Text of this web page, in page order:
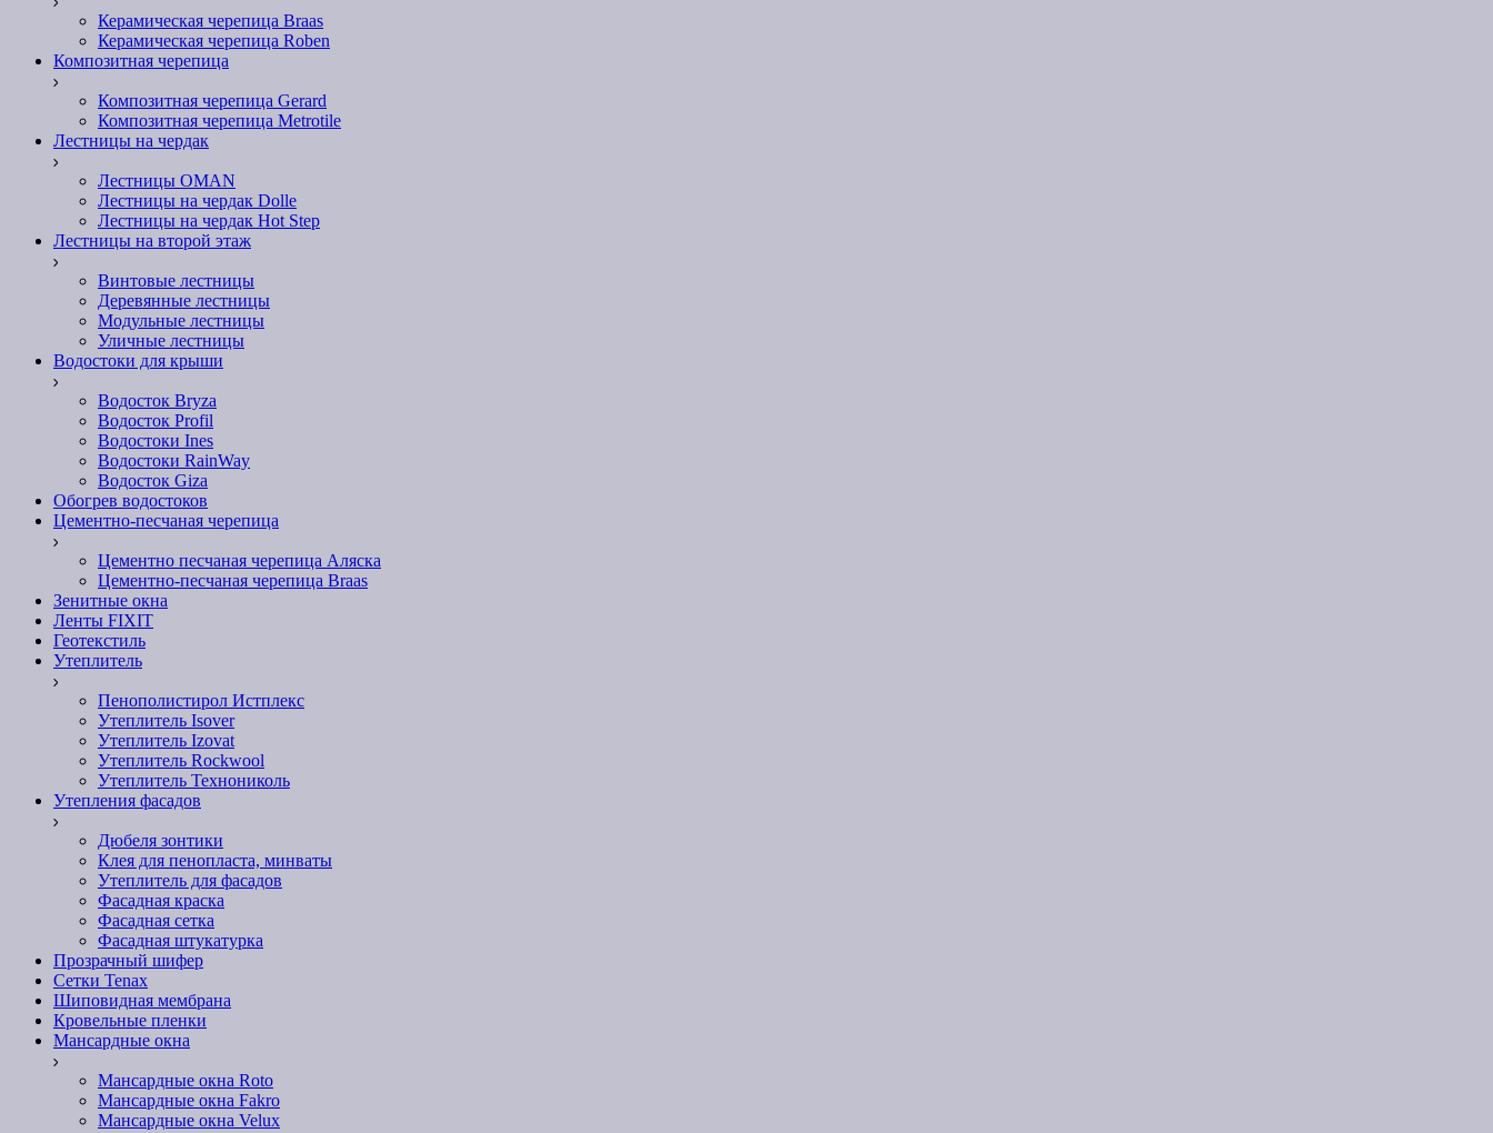
Керамическая черепица Braas
Керамическая черепица Roben
Композитная черепица
Композитная черепица Gerard
Композитная черепица Metrotile
Лестницы на чердак
Лестницы OMAN
Лестницы на чердак Dolle
Лестницы на чердак Hot Step
Лестницы на второй этаж
Винтовые лестницы
Деревянные лестницы
Модульные лестницы
Уличные лестницы
Водостоки для крыши
Водосток Bryza
Водосток Profil
Водостоки Ines
Водостоки RainWay
Водосток Giza
Обогрев водостоков
Цементно-песчаная черепица
Цементно песчаная черепица Аляска
Цементно-песчаная черепица Braas
Зенитные окна
Ленты FIXIT
Геотекстиль
Утеплитель
Пенополистирол Истплекс
Утеплитель Isover
Утеплитель Izovat
Утеплитель Rockwool
Утеплитель Технониколь
Утепления фасадов
Дюбеля зонтики
Клея для пенопласта, минваты
Утеплитель для фасадов
Фасадная краска
Фасадная сетка
Фасадная штукатурка
Прозрачный шифер
Сетки Tenax
Шиповидная мембрана
Кровельные пленки
Мансардные окна
Мансардные окна Roto
Мансардные окна Fakro
Мансардные окна Velux